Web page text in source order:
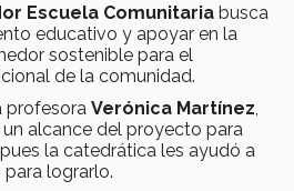
Escuela Comunitaria busca
educativo y apoyar en la
sostenible para el
de la comunidad.
profesora Verónica Martínez
alcance del proyecto para
la catedrática les ayudó a
lograrlo.